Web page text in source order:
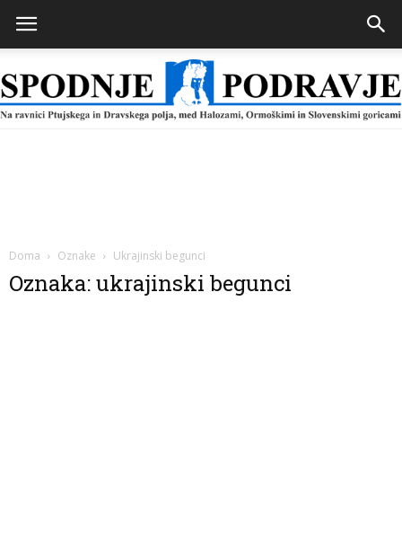
Doma Oznake Ukrajinski begunci
Oznaka: ukrajinski begunci